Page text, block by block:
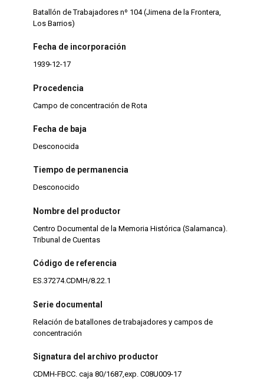
Batallón de Trabajadores nº 104 (Jimena de la Frontera,
Los Barrios)
Fecha de incorporación
1939-12-17
Procedencia
Campo de concentración de Rota
Fecha de baja
Desconocida
Tiempo de permanencia
Desconocido
Nombre del productor
Centro Documental de la Memoria Histórica (Salamanca).
Tribunal de Cuentas
Código de referencia
ES.37274.CDMH/8.22.1
Serie documental
Relación de batallones de trabajadores y campos de
concentración
Signatura del archivo productor
CDMH-FBCC. caja 80/1687,exp. C08U009-17